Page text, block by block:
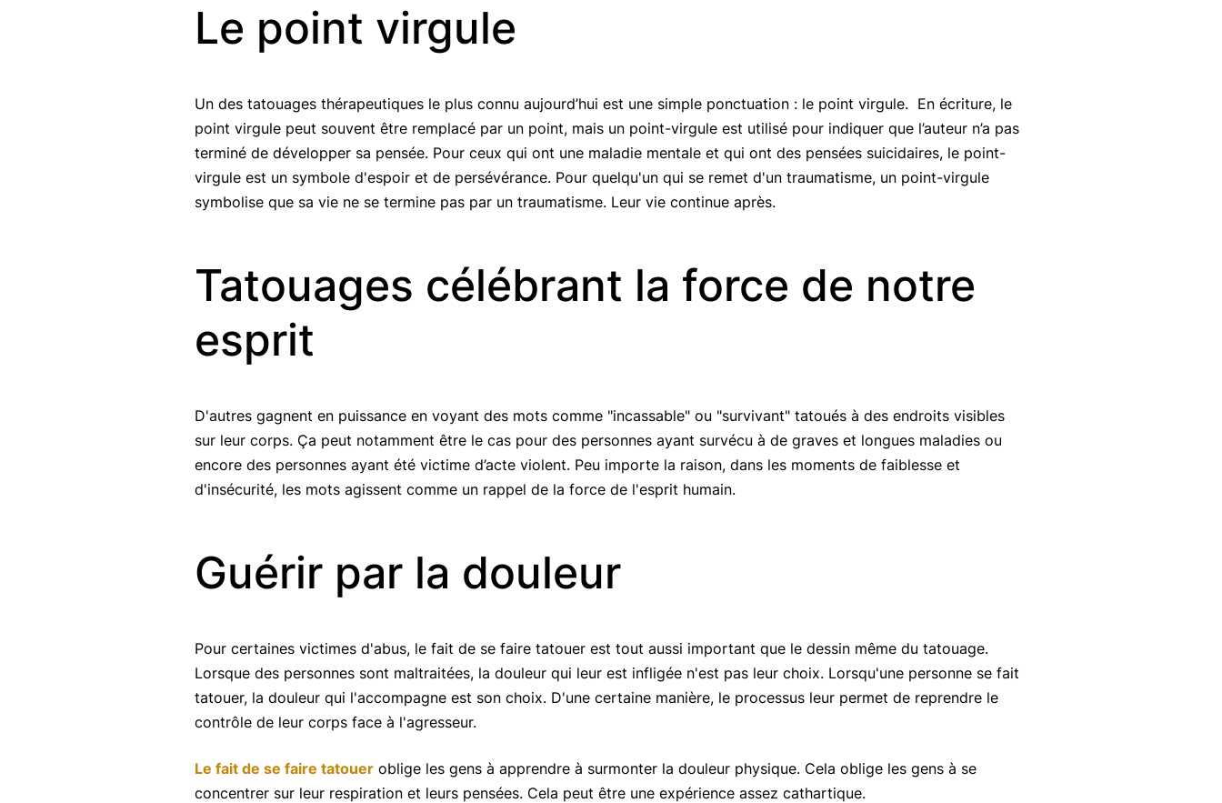
Le point virgule
Un des tatouages thérapeutiques le plus connu aujourd’hui est une simple ponctuation : le point virgule. En écriture, le
point virgule peut souvent être remplacé par un point, mais un point-virgule est utilisé pour indiquer que l’auteur n’a pas
terminé de développer sa pensée. Pour ceux qui ont une maladie mentale et qui ont des pensées suicidaires, le point-
virgule est un symbole d'espoir et de persévérance. Pour quelqu'un qui se remet d'un traumatisme, un point-virgule
symbolise que sa vie ne se termine pas par un traumatisme. Leur vie continue après.
Tatouages ​​célébrant la force de notre
esprit
D'autres gagnent en puissance en voyant des mots comme "incassable" ou "survivant" tatoués à des endroits visibles
sur leur corps. Ça peut notamment être le cas pour des personnes ayant survécu à de graves et longues maladies ou
encore des personnes ayant été victime d’acte violent. Peu importe la raison, dans les moments de faiblesse et
d'insécurité, les mots agissent comme un rappel de la force de l'esprit humain.
Guérir par la douleur
Pour certaines victimes d'abus, le fait de se faire tatouer est tout aussi important que le dessin même du tatouage.
Lorsque des personnes sont maltraitées, la douleur qui leur est infligée n'est pas leur choix. Lorsqu'une personne se fait
tatouer, la douleur qui l'accompagne est son choix. D'une certaine manière, le processus leur permet de reprendre le
contrôle de leur corps face à l'agresseur.
Le fait de se faire tatoueroblige les gens à apprendre à surmonter la douleur physique. Cela oblige les gens à se
concentrer sur leur respiration et leurs pensées. Cela peut être une expérience assez cathartique.